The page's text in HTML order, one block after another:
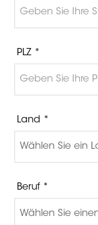
PLZ *
Land *
Beruf *